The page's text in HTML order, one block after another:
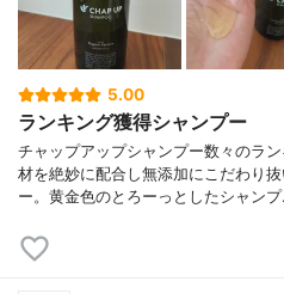
5.00
ランキング獲得シャンプー
チャップアップシャンプー数々のラ
材を絶妙に配合し無添加にこだわり
ー。黄金色のとろーっとしたシャン